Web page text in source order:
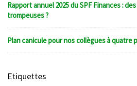
Rapport annuel 2025 du SPF Finances :
trompeuses ?
Plan canicule pour nos collègues à quatre
Etiquettes